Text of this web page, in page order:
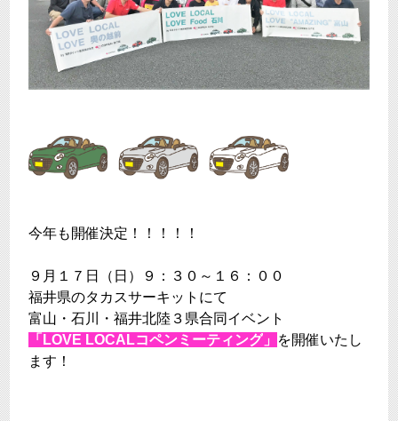
今年も開催決定！！！！！
９月１７日（日）９：３０～１６：００
福井県のタカスサーキットにて
富山・石川・福井北陸３県合同イベント
「 LOVE LOCALコペンミーティング 」 を開催いたし
ます！